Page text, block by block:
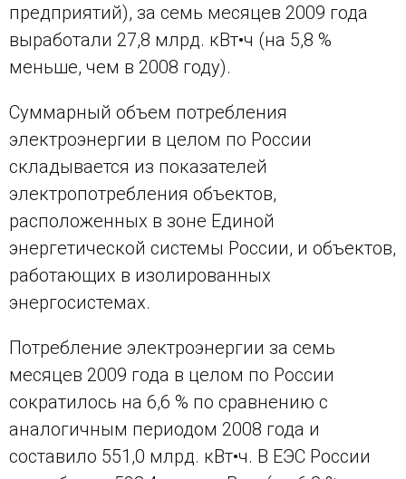
предприятий), за семь месяцев 2009 года
выработали 27,8 млрд. кВт•ч (на 5,8 %
меньше, чем в 2008 году).
Суммарный объем потребления
электроэнергии в целом по России
складывается из показателей
электропотребления объектов,
расположенных в зоне Единой
энергетической системы России, и объектов,
работающих в изолированных
энергосистемах.
Потребление электроэнергии за семь
месяцев 2009 года в целом по России
сократилось на 6,6 % по сравнению с
аналогичным периодом 2008 года и
составило 551,0 млрд. кВт•ч. В ЕЭС России